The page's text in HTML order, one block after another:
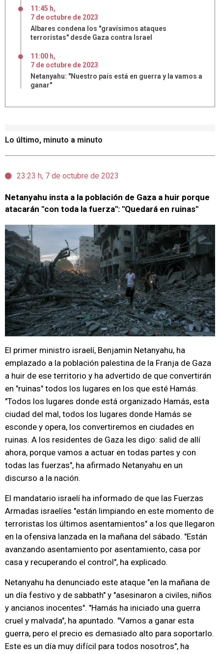
Lo último, minuto a minuto
23:23 h, 7 de octubre de 2023
Netanyahu insta a la población de Gaza a huir porque
atacarán "con toda la fuerza": "Quedará en ruinas"
El primer ministro israelí, Benjamin Netanyahu, ha
emplazado a la población palestina de la Franja de Gaza
a huir de ese territorio y ha advertido de que convertirán
en "ruinas" todos los lugares en los que esté Hamás.
"Todos los lugares donde está organizado Hamás, esta
ciudad del mal, todos los lugares donde Hamás se
esconde y opera, los convertiremos en ciudades en
ruinas. A los residentes de Gaza les digo: salid de allí
ahora, porque vamos a actuar en todas partes y con
todas las fuerzas", ha afirmado Netanyahu en un
discurso a la nación.
El mandatario israelí ha informado de que las Fuerzas
Armadas israelíes "están limpiando en este momento de
terroristas los últimos asentamientos" a los que llegaron
en la ofensiva lanzada en la mañana del sábado. "Están
avanzando asentamiento por asentamiento, casa por
casa y recuperando el control", ha explicado.
Netanyahu ha denunciado este ataque "en la mañana de
un día festivo y de sabbath" y "asesinaron a civiles, niños
y ancianos inocentes". "Hamás ha iniciado una guerra
cruel y malvada", ha apuntado. "Vamos a ganar esta
guerra, pero el precio es demasiado alto para soportarlo.
Este es un día muy difícil para todos nosotros", ha
11:45 h,
7 de octubre de 2023
Albares condena los "gravísimos ataques
terroristas" desde Gaza contra Israel
11:00 h,
7 de octubre de 2023
Netanyahu: "Nuestro país está en guerra y la vamos a
ganar"